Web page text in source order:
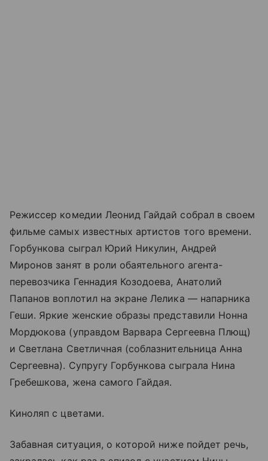
Режиссер комедии Леонид Гайдай собрал в своем
фильме самых известных артистов того времени.
Горбункова сыграл Юрий Никулин, Андрей
Миронов занят в роли обаятельного агента-
перевозчика Геннадия Козодоева, Анатолий
Папанов воплотил на экране Лелика — напарника
Геши. Яркие женские образы представили Нонна
Мордюкова (управдом Варвара Сергеевна Плющ)
и Светлана Светличная (соблазнительница Анна
Сергеевна). Супругу Горбункова сыграла Нина
Гребешкова, жена самого Гайдая.
Киноляп с цветами.
Забавная ситуация, о которой ниже пойдет речь,